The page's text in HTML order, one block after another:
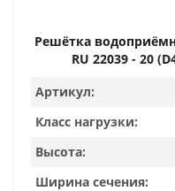
Решётка
RU 22039 - 20
Артикул:
Класс нагрузки:
Высота:
Ширина сечения: